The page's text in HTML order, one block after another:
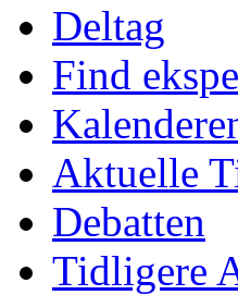
Deltag
Find
Aktuelle
Debatten
Tidligere